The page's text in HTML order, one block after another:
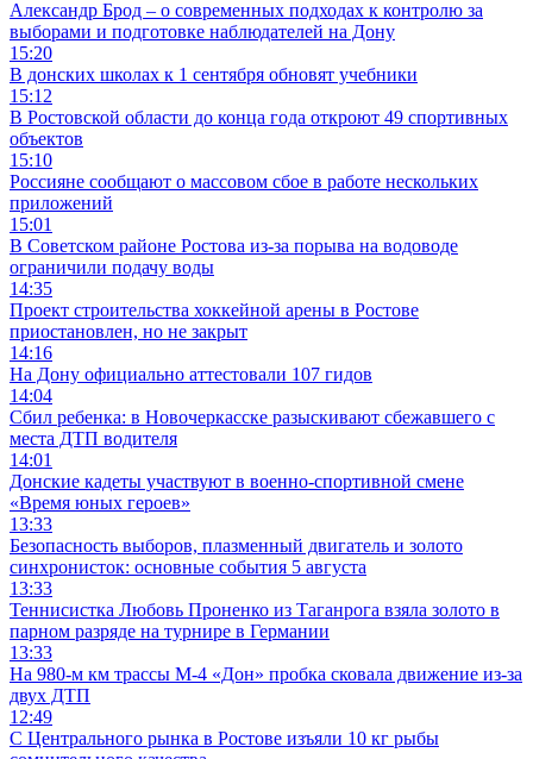
Александр Брод – о современных подходах к контролю за
выборами и подготовке наблюдателей на Дону
15:20
В донских школах к 1 сентября обновят учебники
15:12
В Ростовской области до конца года откроют 49 спортивных
объектов
15:10
Россияне сообщают о массовом сбое в работе нескольких
приложений
15:01
В Советском районе Ростова из-за порыва на водоводе
ограничили подачу воды
14:35
Проект строительства хоккейной арены в Ростове
приостановлен, но не закрыт
14:16
На Дону официально аттестовали 107 гидов
14:04
Сбил ребенка: в Новочеркасске разыскивают сбежавшего с
места ДТП водителя
14:01
Донские кадеты участвуют в военно-спортивной смене
«Время юных героев»
13:33
Безопасность выборов, плазменный двигатель и золото
синхронисток: основные события 5 августа
13:33
Теннисистка Любовь Проненко из Таганрога взяла золото в
парном разряде на турнире в Германии
13:33
На 980‑м км трассы М‑4 «Дон» пробка сковала движение из-за
двух ДТП
12:49
С Центрального рынка в Ростове изъяли 10 кг рыбы